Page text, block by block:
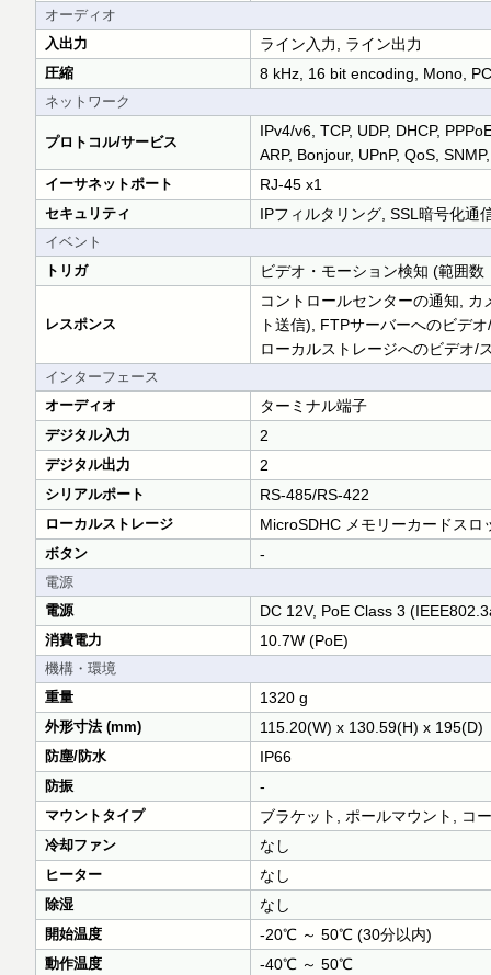
オーディオ
入出力
ライン入力, ライン出力
圧縮 8 kHz, 16 bit encoding, Mono,
ネットワーク
プロトコル/サービス
IPv4/v6, TCP, UDP, DHCP,
ARP, Bonjour, UPnP, QoS,
イーサネットポート RJ-45 x1
セキュリティ IPフィルタリング, SSL暗号化通
イベント
トリガ
ビデオ・モーション検知 (範囲
レスポンス
コントロールセンターの通知,
ト送信), FTPサーバーへのビデ
ローカルストレージへのビデオ/
インターフェース
オーディオ
ターミナル端子
デジタル入力 2
デジタル出力 2
シリアルポート RS-485/RS-422
ローカルストレージ MicroSDHC メモリーカードス
ボタン -
電源
電源
DC 12V, PoE Class 3
消費電力 10.7W (PoE)
機構・環境
重量
1320 g
外形寸法 (mm) 115.20(W) x 130.59(H) x 195(D)
防塵/防水 IP66
防振 -
マウントタイプ ブラケット, ポールマウント, コ
冷却ファン なし
ヒーター なし
除湿 なし
開始温度 -20℃ ～ 50℃ (30分以内)
動作温度 -40℃ ～ 50℃